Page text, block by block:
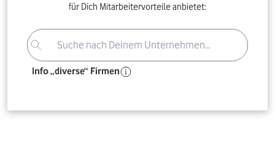
für Dich Mitarbeitervorteile anbietet:
Info „diverse“ Firmen